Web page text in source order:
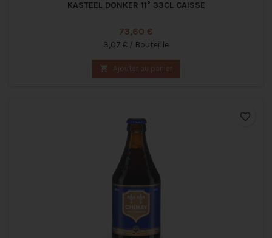
KASTEEL DONKER 11° 33CL CAISSE
Prix
73,60 €
3,07 € / Bouteille
 Ajouter au panier
favorite_border